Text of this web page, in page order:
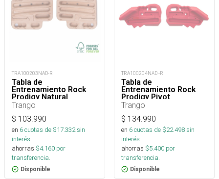
TRA100203NAD-R
Tabla de
Entrenamiento Rock
Prodigy Natural
Trango
$ 103.990
en 6cuotas de $17.332sin
interés
ahorras $4.160 por
transferencia.
Disponible
TRA100204NAD -R
Tabla de
Entrenamiento Rock
Prodigy Pivot
Trango
$ 134.990
en 6cuotas de $22.498sin
interés
ahorras $5.400 por
transferencia.
Disponible